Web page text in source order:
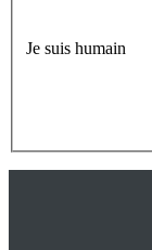
Je suis humain